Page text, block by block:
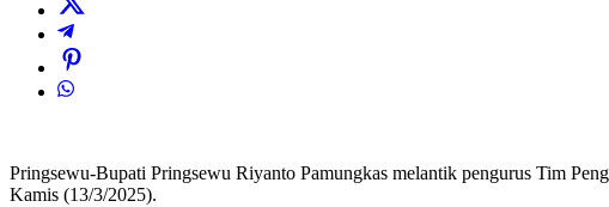
Pringsewu-Bupati Pringsewu Riyanto Pamungkas melantik pengurus Tim
Kamis (13/3/2025).